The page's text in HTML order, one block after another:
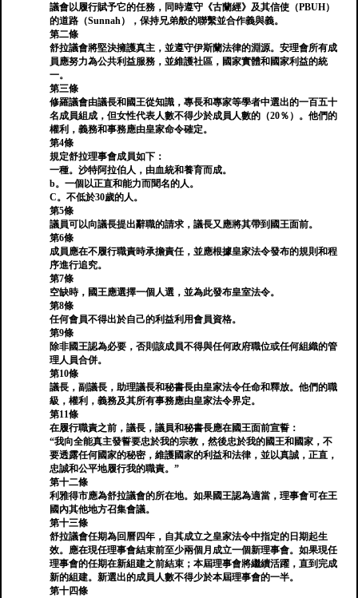
議會以履行賦予它的任務，同時遵守《古蘭經》及其信使（PBUH）
的道路（Sunnah），保持兄弟般的聯繫並合作義與義。
第二條
舒拉議會將堅決擁護真主，並遵守伊斯蘭法律的淵源。安理會所有成
員應努力為公共利益服務，並維護社區，國家實體和國家利益的統
一。
第三條
修羅議會由議長和國王從知識，專長和專家等學者中選出的一百五十
名成員組成，但女性代表人數不得少於成員人數的（20％）。他們的
權利，義務和事務應由皇家命令確定。
第4條
規定舒拉理事會成員如下：
一種。沙特阿拉伯人，由血統和養育而成。
b。一個以正直和能力而聞名的人。
C。不低於30歲的人。
第5條
議員可以向議長提出辭職的請求，議長又應將其帶到國王面前。
第6條
成員應在不履行職責時承擔責任，並應根據皇家法令發布的規則和程
序進行追究。
第7條
空缺時，國王應選擇一個人選，並為此發布皇室法令。
第8條
任何會員不得出於自己的利益利用會員資格。
第9條
除非國王認為必要，否則該成員不得與任何政府職位或任何組織的管
理人員合併。
第10條
議長，副議長，助理議長和秘書長由皇家法令任命和釋放。他們的職
級，權利，義務及其所有事務應由皇家法令界定。
第11條
在履行職責之前，議長，議員和秘書長應在國王面前宣誓：
“我向全能真主發誓要忠於我的宗教，然後忠於我的國王和國家，不
要透露任何國家的秘密，維護國家的利益和法律，並以真誠，正直，
忠誠和公平地履行我的職責。”
第十二條
利雅得市應為舒拉議會的所在地。如果國王認為適當，理事會可在王
國內其他地方召集會議。
第十三條
舒拉議會任期為回曆四年，自其成立之皇家法令中指定的日期起生
效。應在現任理事會結束前至少兩個月成立一個新理事會。如果現任
理事會的任期在新組建之前結束；本屆理事會將繼續活躍，直到完成
新的組建。新選出的成員人數不得少於本屆理事會的一半。
第十四條